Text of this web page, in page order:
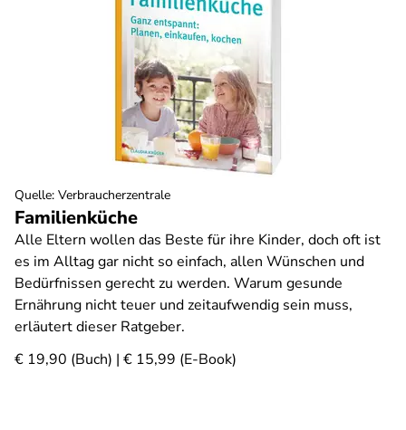
Familienküche
Alle Eltern wollen das Beste für ihre Kinder, doch oft ist
es im Alltag gar nicht so einfach, allen Wünschen und
Bedürfnissen gerecht zu werden. Warum gesunde
Ernährung nicht teuer und zeitaufwendig sein muss,
erläutert dieser Ratgeber.
€ 19,90 (Buch) | € 15,99 (E-Book)
Quelle: Verbraucherzentrale